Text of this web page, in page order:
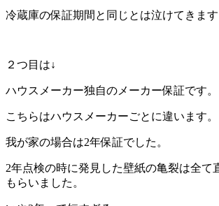
冷蔵庫の保証期間と同じとは泣けてきます
２つ目は↓
ハウスメーカー独自のメーカー保証です。
こちらはハウスメーカーごとに違います。
我が家の場合は2年保証でした。
2年点検の時に発見した壁紙の亀裂は全て
もらいました。